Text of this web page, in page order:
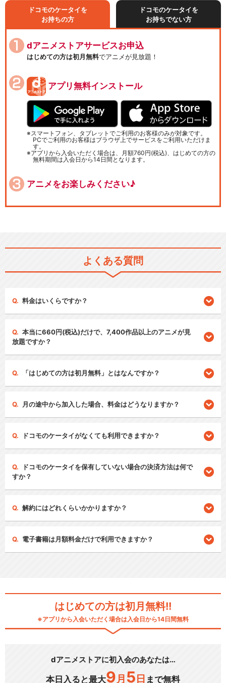
ドコモのケータイを
お持ちの方
ドコモのケータイを
お持ちでない方
dアニメストアサービスお申込
はじめての方は初月無料でアニメが見放題！
アプリ無料インストール
スマートフォン、タブレットでご利用のお客様のみが対象です。
PCでご利用のお客様はブラウザ上でサービスをご利用いただけま
す。
アプリから入会いただく場合は、月額760円(税込)、はじめての方の
無料期間は入会日から14日間となります。
アニメをお楽しみください♪
よくある質問
料金はいくらですか？
本当に660円(税込)だけで、7,400作品以上のアニメが見
放題ですか？
「はじめての方は初月無料」とはなんですか？
月の途中から加入した場合、料金はどうなりますか？
ドコモのケータイがなくても利用できますか？
ドコモのケータイを保有していない場合の決済方法は何で
すか？
解約にはどれくらいかかりますか？
電子書籍は月額料金だけで利用できますか？
はじめての方は初月無料!!
※アプリから入会いただく場合は入会日から14日間無料
dアニメストアに初入会のあなたは…
本日入ると最大9 月 5 日 まで無料